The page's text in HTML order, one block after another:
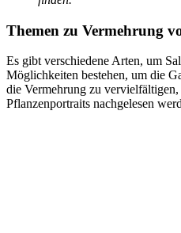
Themen zu Vermehrung
Es gibt verschiedene Arten, um
Möglichkeiten bestehen, um die
die Vermehrung zu
Pflanzenportraits nachgelesen